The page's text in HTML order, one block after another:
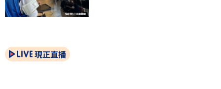
現正直播